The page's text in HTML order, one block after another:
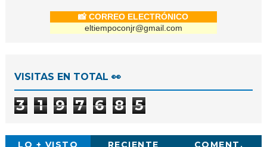
📸 CORREO ELECTRÓNICO
eltiempoconjr@gmail.com
VISITAS EN TOTAL 👀
3 1 9 7 6 8 5
LO + VISTO RECIENTE COMENT.